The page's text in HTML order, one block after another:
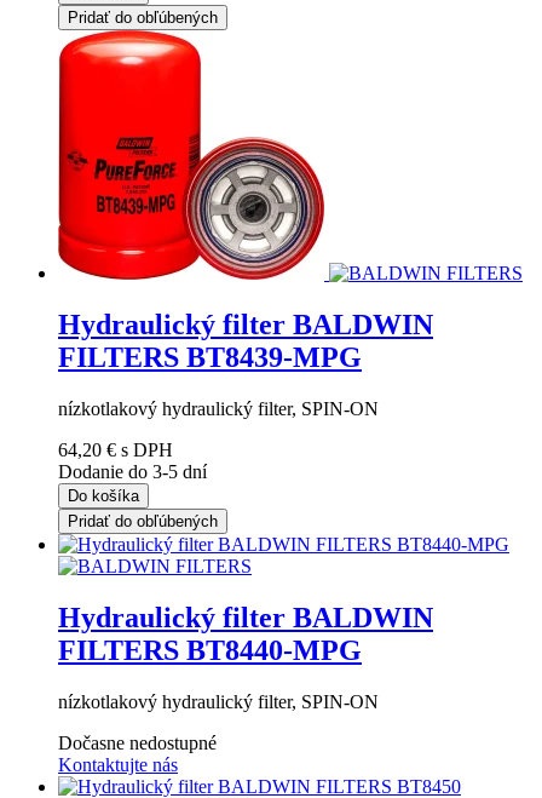
Pridať do obľúbených
Hydraulický filter BALDWIN
FILTERS BT8439-MPG
nízkotlakový hydraulický filter, SPIN-ON
64,20 € s DPH
Dodanie do 3-5 dní
Do košíka
Pridať do obľúbených
Hydraulický filter BALDWIN
FILTERS BT8440-MPG
nízkotlakový hydraulický filter, SPIN-ON
Dočasne nedostupné
Kontaktujte nás